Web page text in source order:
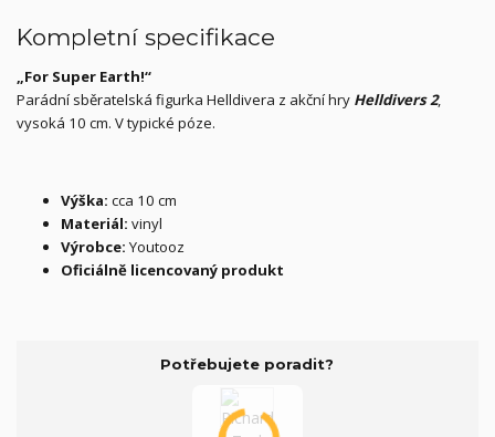
Kompletní specifikace
„For Super Earth!“
Parádní sběratelská figurka Helldivera z akční hry Helldivers 2,
vysoká 10 cm. V typické póze.
Výška: cca 10 cm
Materiál: vinyl
Výrobce: Youtooz
Oficiálně licencovaný produkt
Potřebujete poradit?